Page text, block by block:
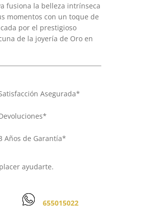
fusiona la belleza intrínseca
momentos con un toque de
por el prestigioso
de la joyería de Oro en
Asegurada*
de Garantía*
ayudarte.
655015022